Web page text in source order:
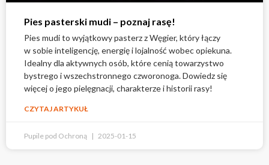
Pies pasterski mudi – poznaj rasę!
Pies mudi to wyjątkowy pasterz z Węgier, który łączy
w sobie inteligencję, energię i lojalność wobec opiekuna.
Idealny dla aktywnych osób, które cenią towarzystwo
bystrego i wszechstronnego czworonoga. Dowiedz się
więcej o jego pielęgnacji, charakterze i historii rasy!
CZYTAJ ARTYKUŁ
Pupile pod Ochroną 2025-01-15